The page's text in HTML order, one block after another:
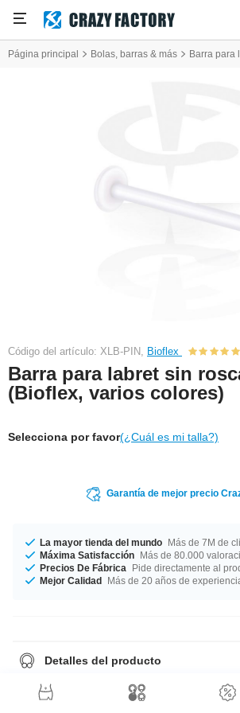
Página principal Bolas, barras & más Barra para
Código del artículo: XLB-PIN, Bioflex
Barra para labret sin
(Bioflex, varios colores)
Selecciona por favor(¿Cuál es mi talla?)
Garantía de mejor precio
La mayor tienda del mundo Más de 7M de
Máxima Satisfacción Más de 80.000
Precios De Fábrica
Pide directamente al
Mejor Calidad Más de 20 años de
Detalles del producto
Esta barra de labret de bioflex está indicada para
metal de 1,6 mm. Si no tienes ningún accesorio,